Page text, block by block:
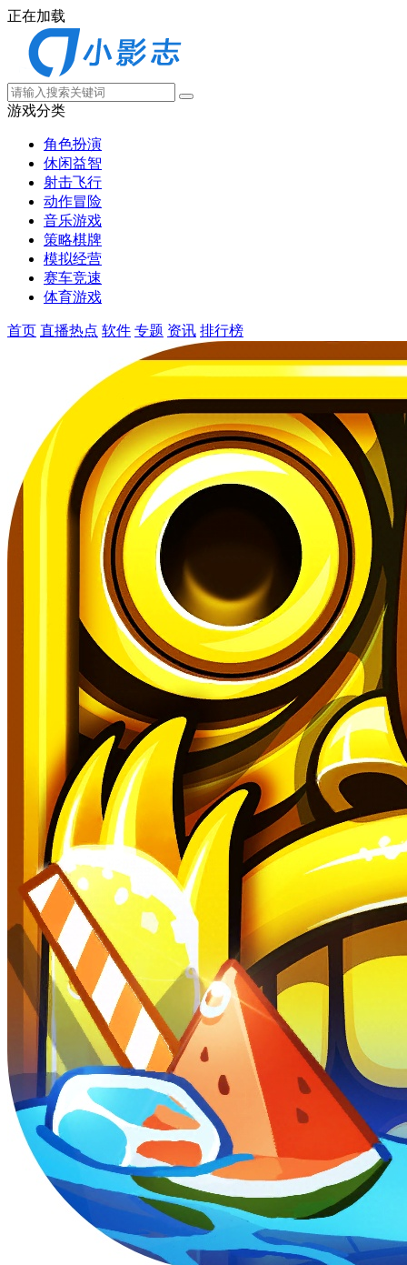
正在加载
游戏分类
角色扮演
休闲益智
射击飞行
动作冒险
音乐游戏
策略棋牌
模拟经营
赛车竞速
体育游戏
首页 直播热点 软件 专题 资讯 排行榜